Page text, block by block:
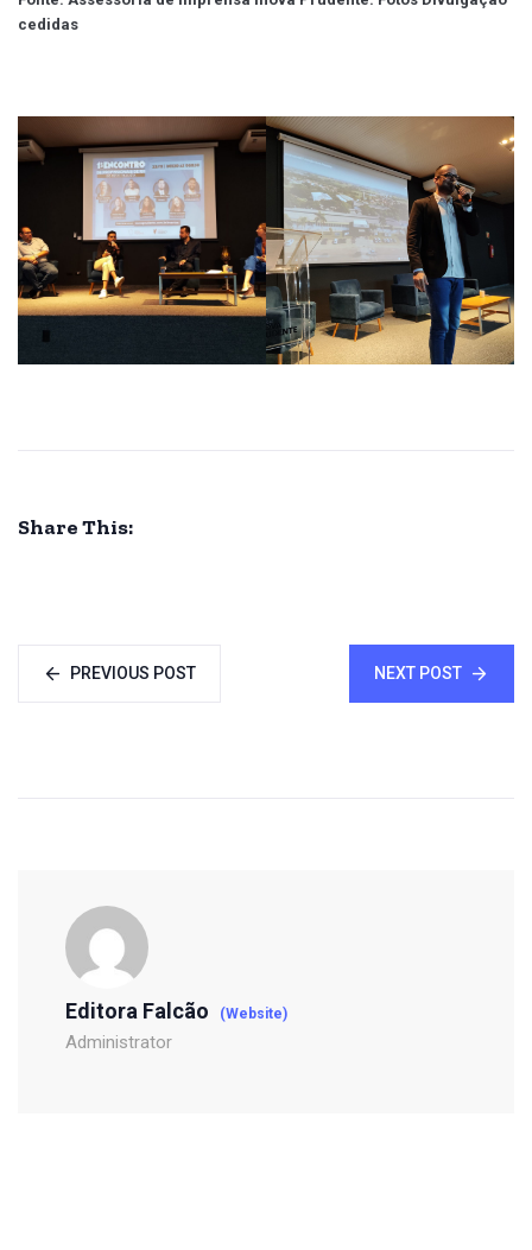
cedidas
Share This:
PREVIOUS POST NEXT POST
Editora Falcão (Website)
Administrator